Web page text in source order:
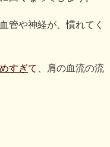
管や神経が、慣れてく
すぎて
、肩の血流の流